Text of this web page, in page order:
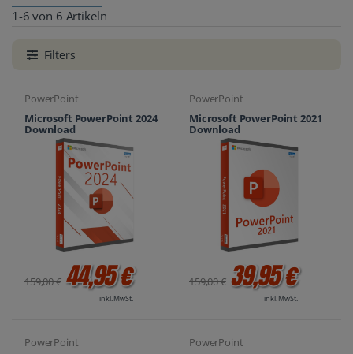
1-6 von 6 Artikeln
Filters
PowerPoint
Microsoft PowerPoint 2024
Download
159,00 € 44,95 €
inkl. MwSt.
PowerPoint
Microsoft PowerPoint 2021
Download
159,00 € 39,95 €
inkl. MwSt.
PowerPoint
PowerPoint